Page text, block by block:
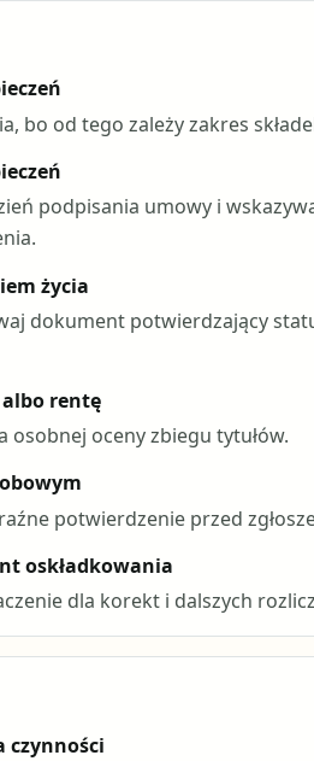
bo od tego zależy zakres
podpisania umowy i
życia
dokument potwierdzający
rentę
osobnej oceny zbiegu tytułów.
potwierdzenie przed
oskładkowania
dla korekt i dalszych
czynności